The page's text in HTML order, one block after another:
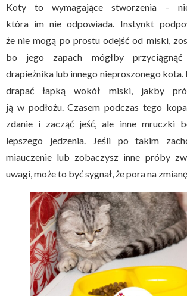
Koty to wymagające stworzenia –
która im nie odpowiada. Instynkt
że nie mogą po prostu odejść od miski,
bo jego zapach mógłby przyciągnąć
drapieżnika lub innego nieproszonego kota.
drapać łapką wokół miski, jakby
ją w podłożu. Czasem podczas tego
zdanie i zacząć jeść, ale inne mruczki
lepszego jedzenia. Jeśli po takim
miauczenie lub zobaczysz inne próby
uwagi, może to być sygnał, że pora na